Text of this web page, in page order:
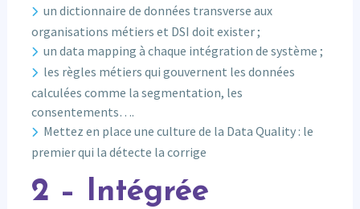
un dictionnaire de données transverse aux
organisations métiers et DSI doit exister ;
un data mapping à chaque intégration de système ;
les règles métiers qui gouvernent les données
calculées comme la segmentation, les
consentements….
Mettez en place une culture de la Data Quality : le
premier qui la détecte la corrige
2 – Intégrée